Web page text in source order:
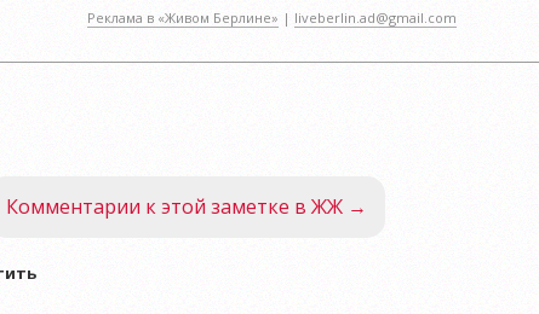
Реклама в «Живом Берлине» | liveberlin.ad@gmail.com
Комментарии к этой заметке в ЖЖ →